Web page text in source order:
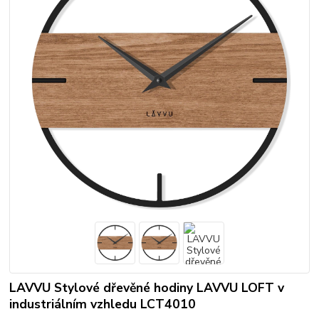
LAVVU Stylové dřevěné hodiny LAVVU LOFT v
industriálním vzhledu LCT4010